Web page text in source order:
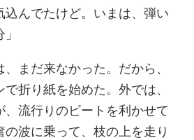
込んでたけど。いまは、弾い
まだ来なかった。だから、
折り紙を始めた。外では、
、流行りのビートを利かせて
の波に乗って、枝の上を走り